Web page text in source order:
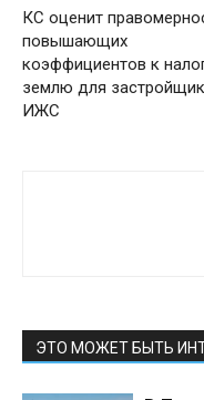
КС оценит
повышающих
коэффициентов к
землю для
ИЖС
ЭТО МОЖЕТ БЫТЬ